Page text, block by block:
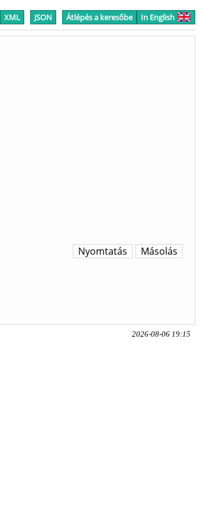
XML JSON Átlépés a keresőbe In English
Másolás
Nyomtatás
2026-08-06 19:15